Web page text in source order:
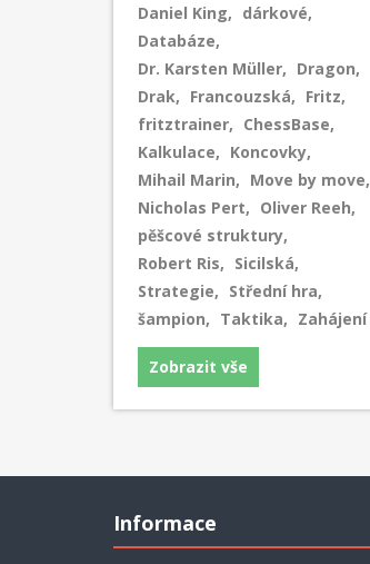
Daniel King, dárkové,
Databáze,
Dr. Karsten Müller, Dragon,
Drak, Francouzská, Fritz,
fritztrainer, ChessBase,
Kalkulace, Koncovky,
Mihail Marin, Move by move,
Nicholas Pert, Oliver Reeh,
pěšcové struktury,
Robert Ris, Sicilská,
Strategie, Střední hra,
šampion, Taktika, Zahájení
Zobrazit vše
Informace